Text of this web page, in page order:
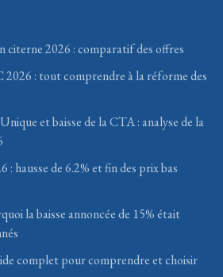
citerne 2026 : comparatif des offres
: tout comprendre à la réforme des
et baisse de la CTA : analyse de la
hausse de 6.2% et fin des prix bas
la baisse annoncée de 15% était
complet pour comprendre et choisir